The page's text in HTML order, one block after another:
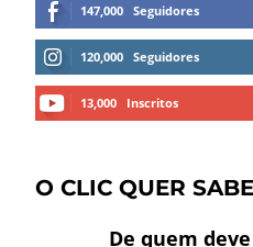
147,000 Seguidores
120,000 Seguidores
13,000 Inscritos
O CLIC QUER
De quem